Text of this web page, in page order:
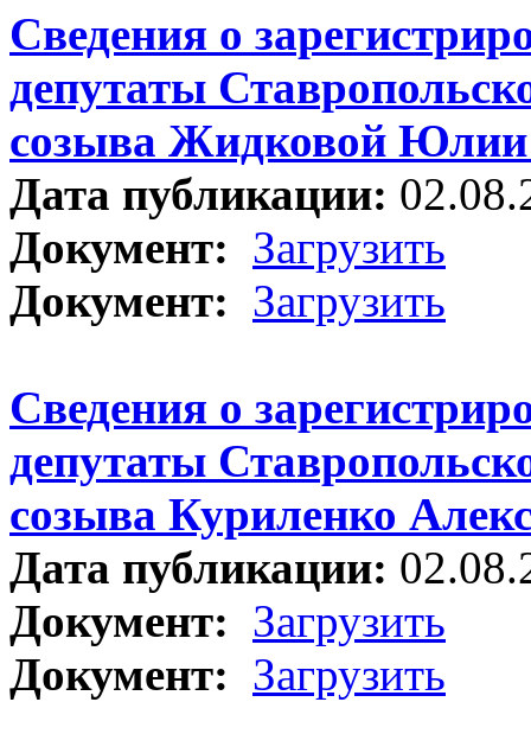
Сведения о
депутаты
созыва Жидковой Юлии
Дата публикации:
Документ: Загрузить
Документ: Загрузить
Сведения о
депутаты
созыва Куриленко
Дата публикации:
Документ: Загрузить
Документ: Загрузить